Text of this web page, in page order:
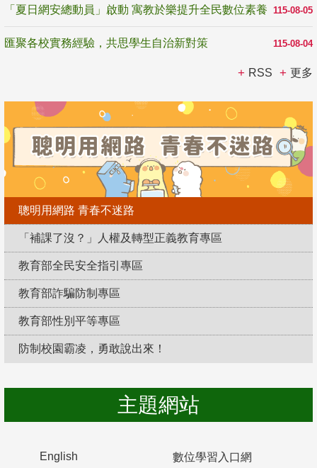
115-08-05
「夏日網安總動員」啟動 寓教於樂提升全民數位素養
115-08-04
匯聚各校實務經驗，共思學生自治新對策
RSS 更多
聰明用網路 青春不迷路
「補課了沒？」人權及轉型正義教育專區
教育部全民安全指引專區
教育部詐騙防制專區
教育部性別平等專區
防制校園霸凌，勇敢說出來！
主題網站
English 數位學習入口網